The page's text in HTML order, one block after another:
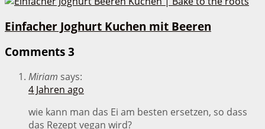
Einfacher Joghurt Kuchen mit Beeren
Comments 3
Miriam says:
4 Jahren ago
wie kann man das Ei am besten ersetzen, so dass
das Rezept vegan wird?